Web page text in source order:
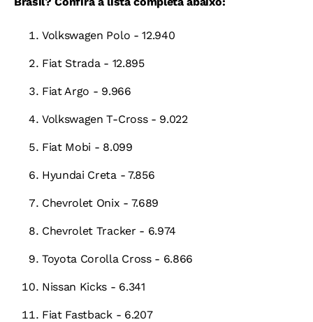
Volkswagen Polo - 12.940
Fiat Strada - 12.895
Fiat Argo - 9.966
Volkswagen T-Cross - 9.022
Fiat Mobi - 8.099
Hyundai Creta - 7.856
Chevrolet Onix - 7.689
Chevrolet Tracker - 6.974
Toyota Corolla Cross - 6.866
Nissan Kicks - 6.341
Fiat Fastback - 6.207